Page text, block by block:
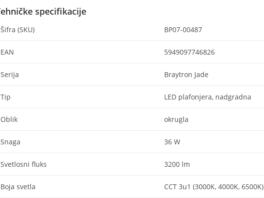
specifikacije
Šifra (SKU) BP07-00487
EAN 5949097746826
Serija Braytron Jade
Tip LED plafonjera, nadgradna
Oblik okrugla
Snaga 36 W
Svetlosni fluks 3200 lm
Boja svetla CCT 3u1 (3000K, 4000K, 6500K)